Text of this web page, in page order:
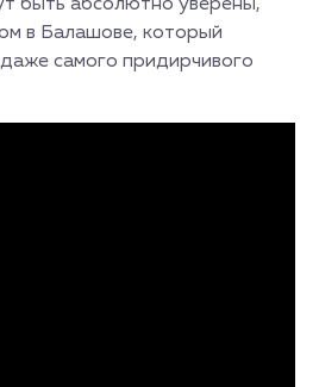
быть абсолютно уверены,
в Балашове, который
самого придирчивого